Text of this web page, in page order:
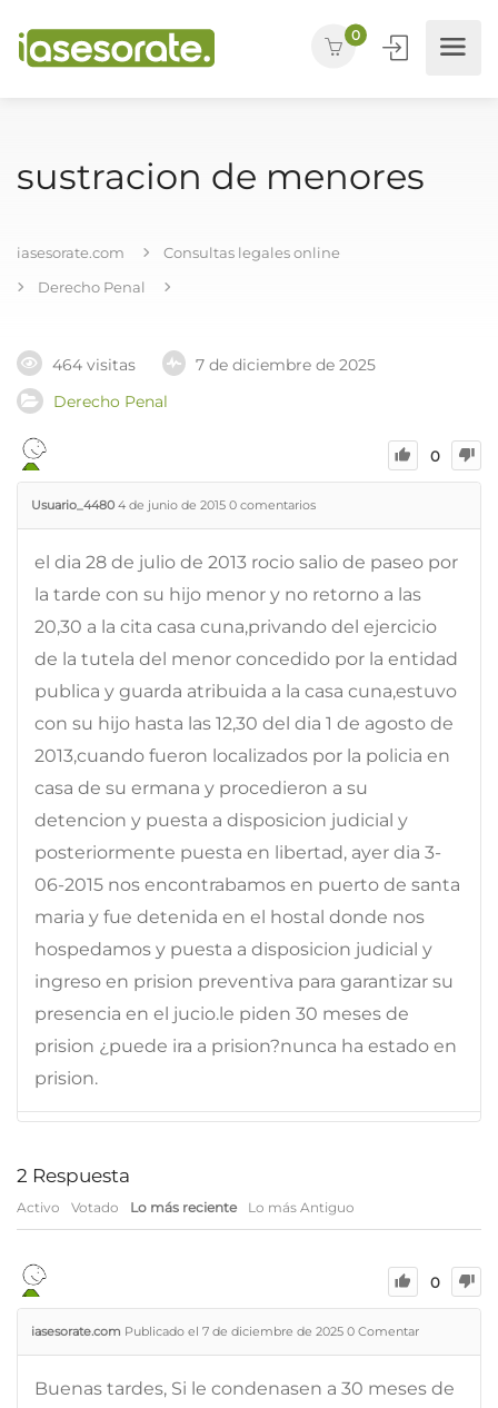
0
sustracion de menores
iasesorate.com
Consultas legales online
Derecho Penal
464 visitas
7 de diciembre de 2025
Derecho Penal
0
Usuario_4480 4 de junio de 2015 0 comentarios
el dia 28 de julio de 2013 rocio salio de paseo por
la tarde con su hijo menor y no retorno a las
20,30 a la cita casa cuna,privando del ejercicio
de la tutela del menor concedido por la entidad
publica y guarda atribuida a la casa cuna,estuvo
con su hijo hasta las 12,30 del dia 1 de agosto de
2013,cuando fueron localizados por la policia en
casa de su ermana y procedieron a su
detencion y puesta a disposicion judicial y
posteriormente puesta en libertad, ayer dia 3-
06-2015 nos encontrabamos en puerto de santa
maria y fue detenida en el hostal donde nos
hospedamos y puesta a disposicion judicial y
ingreso en prision preventiva para garantizar su
presencia en el jucio.le piden 30 meses de
prision ¿puede ira a prision?nunca ha estado en
prision.
2 Respuesta
Activo Votado Lo más reciente Lo más Antiguo
0
iasesorate.com Publicado el 7 de diciembre de 2025 0 Comentar
Buenas tardes, Si le condenasen a 30 meses de